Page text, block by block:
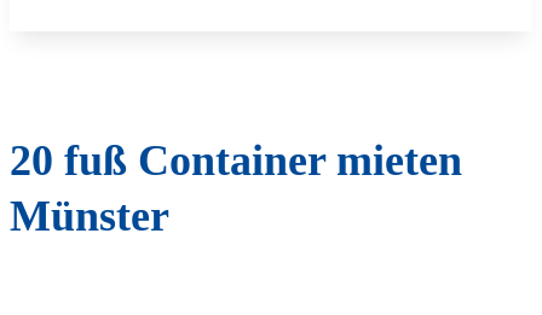
20 fuß Container mieten
Münster